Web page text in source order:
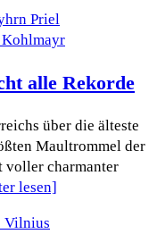
alle Rekorde
über die älteste
Maultrommel der
voller charmanter
lesen]